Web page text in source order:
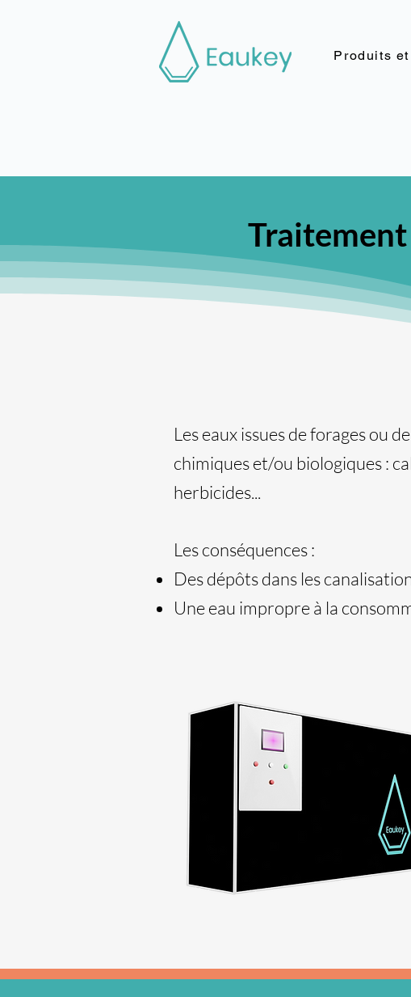
Produits
Traitement
Les eaux issues de forages ou
chimiques et/ou biologiques :
herbicides...
Les conséquences :
Des dépôts dans les
Une eau impropre à la